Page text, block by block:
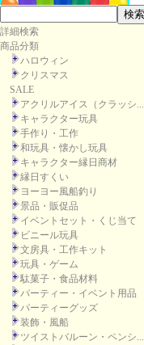
詳細検索
商品分類
ハロウィン
クリスマス
SALE
アクリルアイス（クラッシ...
キャラクター玩具
手作り・工作
和玩具・懐かし玩具
キャラクター縁日商材
縁日すくい
ヨーヨー風船釣り
景品・販促品
イベントセット・くじ当て
ビニール玩具
文房具・工作キット
玩具・ゲーム
駄菓子・食品材料
パーティー・イベント用品
パーティーグッズ
装飾・風船
ツイストバルーン・ペンシ...